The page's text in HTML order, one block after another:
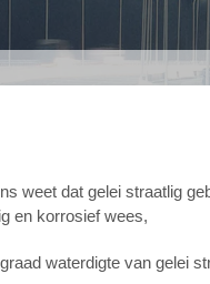
weet dat gelei straatlig
en korrosief wees,
waterdigte van gelei